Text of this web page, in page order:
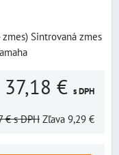
Sintrovaná zmes
37,18 € s DPH
€ s DPH Zľava 9,29 €